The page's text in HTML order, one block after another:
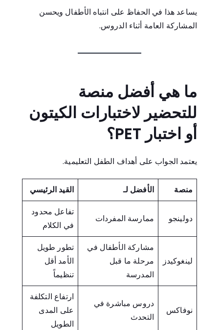
يساعد هذا في الحفاظ على انتباه الأطفال ويحسن
المشاركة العامة أثناء الدروس.
ما هي أفضل منصة
للتحضير لاختبارات الكيتون
أو اختبار PET؟
يعتمد الجواب على أهداف الطفل التعليمية.
منصة الأفضل لـ القيد الرئيسي
دولينجو ممارسة المفردات
تفاعل محدود
في الكلام
لينغوكيدز
مشاركة الأطفال في
مرحلة ما قبل
المدرسة
تطور طويل
الأمد أقل
تنظيماً
نوفاكس
دروس مباشرة في
التحدث
ارتفاع التكلفة
على المدى
الطويل